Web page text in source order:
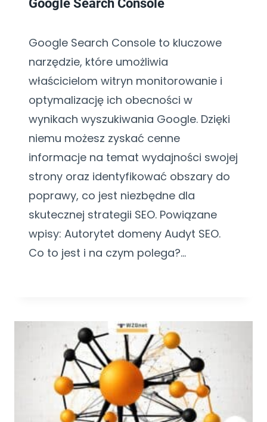
Google Search Console to kluczowe
narzędzie, które umożliwia
właścicielom witryn monitorowanie i
optymalizację ich obecności w
wynikach wyszukiwania Google. Dzięki
niemu możesz zyskać cenne
informacje na temat wydajności swojej
strony oraz identyfikować obszary do
poprawy, co jest niezbędne dla
skutecznej strategii SEO. Powiązane
wpisy: Autorytet domeny Audyt SEO.
Co to jest i na czym polega?…